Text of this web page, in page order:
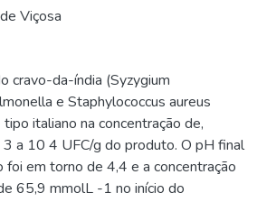
Viçosa
cravo-da-índia (Syzygium
e Staphylococcus aureus
italiano na concentração de,
a 10 4 UFC/g do produto. O pH final
em torno de 4,4 e a concentração
65,9 mmolL -1 no início do